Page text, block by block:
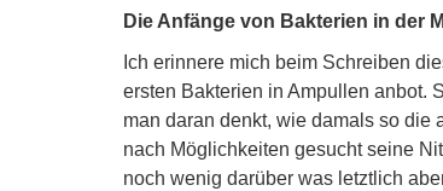
Die Anfänge von Bakterien in der
Ich erinnere mich beim Schreiben
ersten Bakterien in Ampullen anbot.
man daran denkt, wie damals so die
nach Möglichkeiten gesucht seine
noch wenig darüber was letztlich